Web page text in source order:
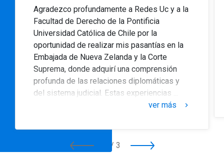
Agradezco profundamente a Redes Uc y a la
Facultad de Derecho de la Pontificia
Universidad Católica de Chile por la
oportunidad de realizar mis pasantías en la
Embajada de Nueva Zelanda y la Corte
Suprema, donde adquirí una comprensión
profunda de las relaciones diplomáticas y
del sistema judicial. Estas experiencias ...
ver más
keyboard_arrow_right
/ 3